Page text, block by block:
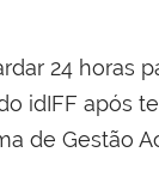
24 horas
idIFF após
de Gestão